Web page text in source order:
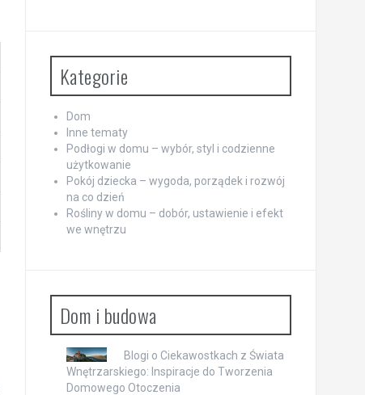
Kategorie
Dom
Inne tematy
Podłogi w domu – wybór, styl i codzienne
użytkowanie
Pokój dziecka – wygoda, porządek i rozwój
na co dzień
Rośliny w domu – dobór, ustawienie i efekt
we wnętrzu
Dom i budowa
Blogi o Ciekawostkach z Świata
Wnętrzarskiego: Inspiracje do Tworzenia
Domowego Otoczenia